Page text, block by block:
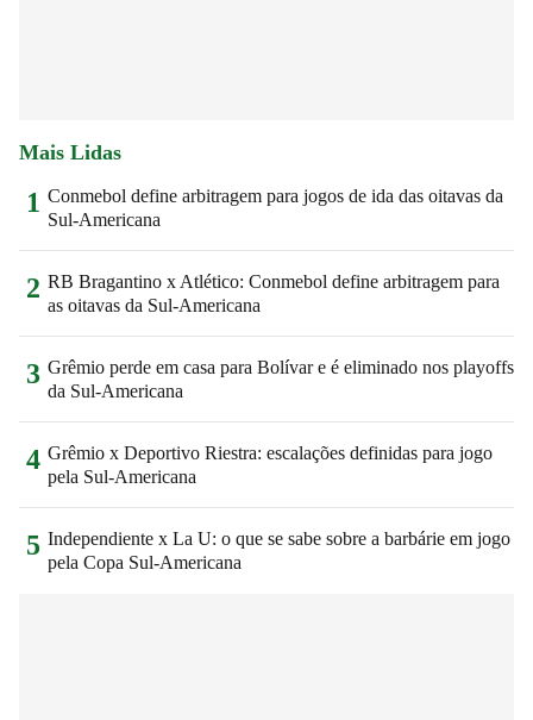
Mais Lidas
1 Conmebol define arbitragem para jogos de ida das oitavas da
Sul-Americana
2 RB Bragantino x Atlético: Conmebol define arbitragem para
as oitavas da Sul-Americana
3 Grêmio perde em casa para Bolívar e é eliminado nos playoffs
da Sul-Americana
4 Grêmio x Deportivo Riestra: escalações definidas para jogo
pela Sul-Americana
5 Independiente x La U: o que se sabe sobre a barbárie em jogo
pela Copa Sul-Americana